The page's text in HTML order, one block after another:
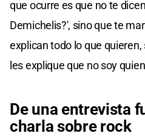
que ocurre es que no te
Demichelis?', sino que te
explican todo lo que
les explique que no soy
De una entrevista
charla sobre rock